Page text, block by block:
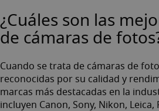
¿Cuáles son las
de cámaras de
Cuando se trata de cámaras de
reconocidas por su calidad y
marcas más destacadas en la
incluyen Canon, Sony, Nikon,